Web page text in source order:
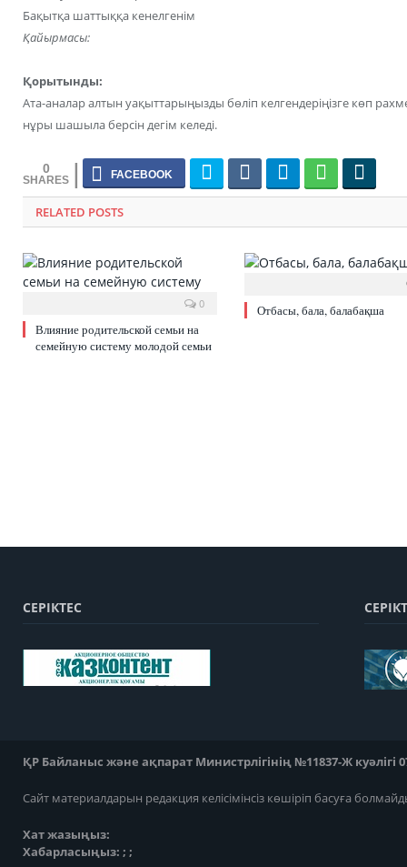
Бақытқа шаттыққа кенелгенім
Қайырмасы:
Қорытынды:
Ата-аналар алтын уақыттарыңызды бөліп келгендеріңізге көп
нұры шашыла берсін дегім келеді.
0
RELATED POSTS
0
Влияние родительской семьи на
семейную систему молодой семьи
Отбасы, бала, балабақша
СЕРІКТЕС
ҚР Байланыс және ақпарат Министрлігінің №11837-Ж куәлігі
Сайт материалдарын редакция келісімінсіз көшіріп басуға
Хат жазыңыз:
Хабарласыңыз: ; ;